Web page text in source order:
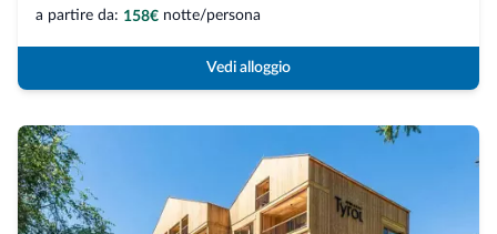
a partire da: 158€ notte/persona
Vedi alloggio